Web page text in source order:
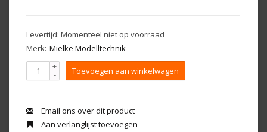
Levertijd: Momenteel niet op voorraad
Merk: Mielke Modelltechnik
+
- Toevoegen aan winkelwagen
Email ons over dit product
Aan verlanglijst toevoegen